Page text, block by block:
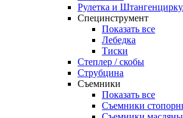
Рулетка и
Специнструмент
Показать все
Лебедка
Тиски
Степлер / скобы
Струбцина
Съемники
Показать все
Съемники